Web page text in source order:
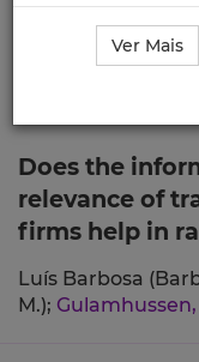
Ciência_Iscte
Publicação
Does the
relevance of
firms help in
Luís Barbosa
M.); Gulamhussen,
Ver Mais